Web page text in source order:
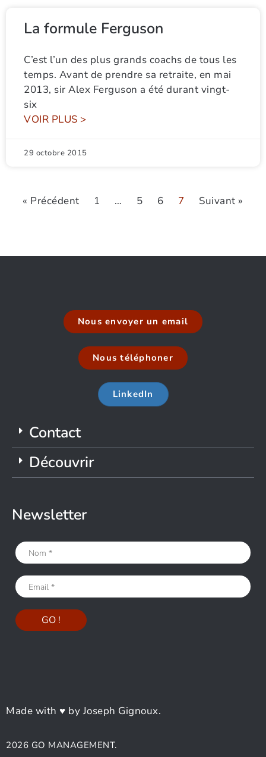
La formule Ferguson
C’est l’un des plus grands coachs de tous les
temps. Avant de prendre sa retraite, en mai
2013, sir Alex Ferguson a été durant vingt-
six
VOIR PLUS >
29 octobre 2015
« Précédent 1 … 5 6 7 Suivant »
Nous envoyer un email
Nous téléphoner
LinkedIn
Contact
Découvrir
Newsletter
Made with ♥ by Joseph Gignoux.
2026 GO MANAGEMENT.